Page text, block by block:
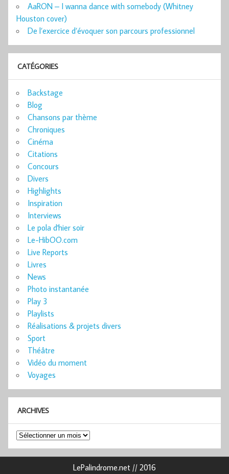
AaRON – I wanna dance with somebody (Whitney
Houston cover)
De l’exercice d’évoquer son parcours professionnel
CATÉGORIES
Backstage
Blog
Chansons par thème
Chroniques
Cinéma
Citations
Concours
Divers
Highlights
Inspiration
Interviews
Le pola d'hier soir
Le-HibOO.com
Live Reports
Livres
News
Photo instantanée
Play 3
Playlists
Réalisations & projets divers
Sport
Théâtre
Vidéo du moment
Voyages
ARCHIVES
Archives
LePalindrome.net // 2016